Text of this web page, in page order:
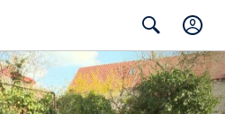
Search